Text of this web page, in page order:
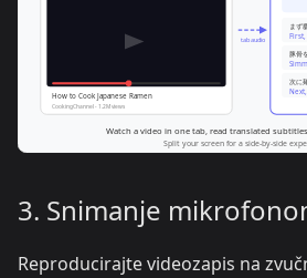
3. Snimanje
Reproducirajte videozapis na